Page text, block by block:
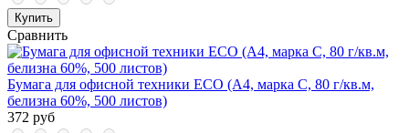
Купить
Сравнить
Бумага для офисной техники ECO (А4, марка С, 80 г/кв.м,
белизна 60%, 500 листов)
372 руб